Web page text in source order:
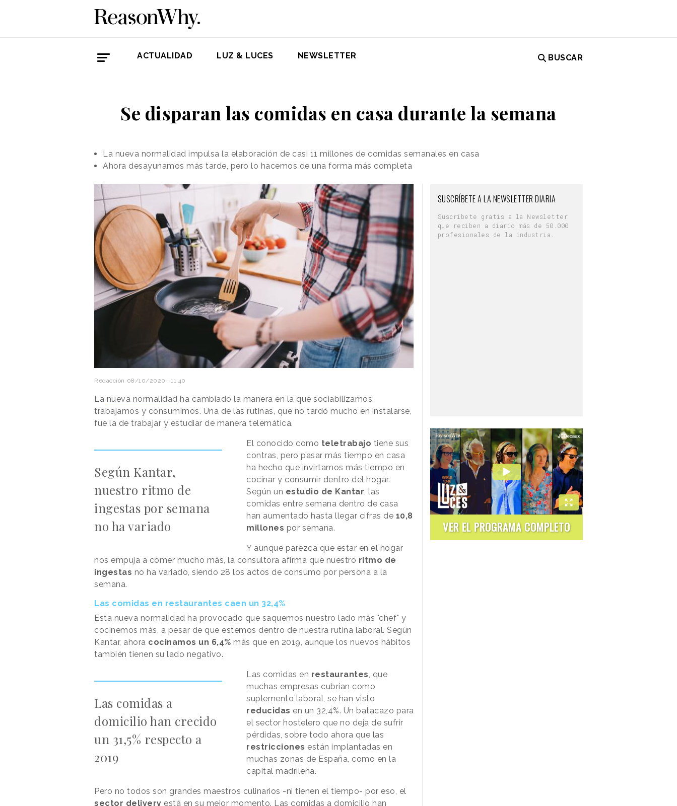
ACTUALIDAD LUZ & LUCES NEWSLETTER BUSCAR
Se disparan las comidas en casa durante la semana
La nueva normalidad impulsa la elaboración de casi 11 millones de comidas semanales en casa
Ahora desayunamos más tarde, pero lo hacemos de una forma más completa
Redacción 08/10/2020 · 11:40
La nueva normalidad ha cambiado la manera en la que sociabilizamos,
trabajamos y consumimos. Una de las rutinas, que no tardó mucho en instalarse,
fue la de trabajar y estudiar de manera telemática.
Según Kantar,
nuestro ritmo de
ingestas por semana
no ha variado
El conocido como teletrabajo tiene sus
contras, pero pasar más tiempo en casa
ha hecho que invirtamos más tiempo en
cocinar y consumir dentro del hogar.
Según un estudio de Kantar , las
comidas entre semana dentro de casa
han aumentado hasta llegar cifras de 10,8
millones por semana.
Y aunque parezca que estar en el hogar
nos empuja a comer mucho más, la consultora afirma que nuestro ritmo de
ingestas no ha variado, siendo 28 los actos de consumo por persona a la
semana.
Las comidas en restaurantes caen un 32,4%
Esta nueva normalidad ha provocado que saquemos nuestro lado más "chef" y
cocinemos más, a pesar de que estemos dentro de nuestra rutina laboral. Según
Kantar, ahora cocinamos un 6,4% más que en 2019, aunque los nuevos hábitos
también tienen su lado negativo.
Las comidas a
domicilio han crecido
un 31,5% respecto a
2019
Las comidas en restaurantes , que
muchas empresas cubrían como
suplemento laboral, se han visto
reducidas en un 32,4%. Un batacazo para
el sector hostelero que no deja de sufrir
pérdidas, sobre todo ahora que las
restricciones están implantadas en
muchas zonas de España, como en la
capital madrileña.
Pero no todos son grandes maestros culinarios -ni tienen el tiempo- por eso, el
sector delivery está en su mejor momento. Las comidas a domicilio han
SUSCRÍBETE A LA NEWSLETTER DIARIA
Suscríbete gratis a la Newsletter
que reciben a diario más de 50.000
profesionales de la industria.
VER EL PROGRAMA COMPLETO